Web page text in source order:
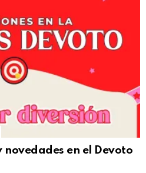
novedades en el Devoto